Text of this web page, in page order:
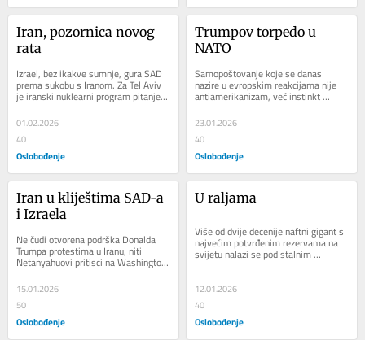
Iran, pozornica novog
rata
Izrael, bez ikakve sumnje, gura SAD
prema sukobu s Iranom. Za Tel Aviv
je iranski nuklearni program pitanje
opstanka države. Izraelska strategija
je...
01.02.2026
40
Oslobođenje
Trumpov torpedo u
NATO
Samopoštovanje koje se danas
nazire u evropskim reakcijama nije
antiamerikanizam, već instinkt
samoodržanja. Niko razuman u
Evropi ne želi raskid...
23.01.2026
40
Oslobođenje
Iran u kliještima SAD-a
i Izraela
Ne čudi otvorena podrška Donalda
Trumpa protestima u Iranu, niti
Netanyahuovi pritisci na Washington
da se ponovo vojno uključi i dokrajči
režim...
15.01.2026
50
Oslobođenje
U raljama
Više od dvije decenije naftni gigant s
najvećim potvrđenim rezervama na
svijetu nalazi se pod stalnim
pritiskom Washingtona. Kriza traje
12.01.2026
40
Oslobođenje